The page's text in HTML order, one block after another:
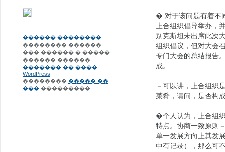
������ ��������
�������� ������
��� ������ � �����.
������ ������
������� �� ����
WordPress
�������� ����� ��
��� ���������
� 对于该问题有着不
上合组织倡导举办，
别克斯坦未出席此次
组织倡议，但对大会
专门大会的总结报告
成。
－可以讲，上合组织
菜肴，请问，是否构
�个人认为，上合组
特点。协商一致原则
单一发展方向上其发
中有记录），那么可